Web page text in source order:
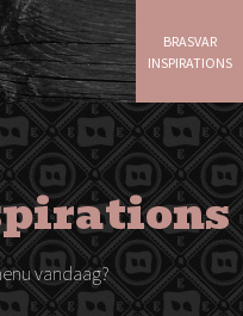
BRASVAR
INSPIRATIONS
vandaag?